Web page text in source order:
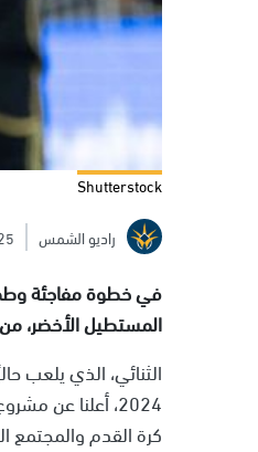
Shutterstock
راديو الشمس
في خطوة مفاجئة
المستطيل الأخضر،
كرة القدم والمجتمع